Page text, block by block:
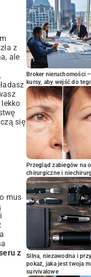
z
ale
się
mus
z
Broker nieruchomości
kursy, aby wejść do
Przegląd zabiegów na
chirurgiczne i
Silna, niezawodna i
pokaż, jaka jest twoja
survivalowe